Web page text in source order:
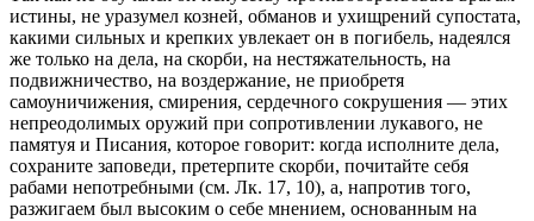
истины, не уразумел козней, обманов и ухищрений супостата,
какими сильных и крепких увлекает он в погибель, надеялся
же только на дела, на скорби, на нестяжательность, на
подвижничество, на воздержание, не приобретя
самоуничижения, смирения, сердечного сокрушения — этих
непреодолимых оружий при сопротивлении лукавого, не
памятуя и Писания, которое говорит: когда исполните дела,
сохраните заповеди, претерпите скорби, почитайте себя
рабами непотребными (см. Лк. 17, 10), а, напротив того,
разжигаем был высоким о себе мнением, основанным на